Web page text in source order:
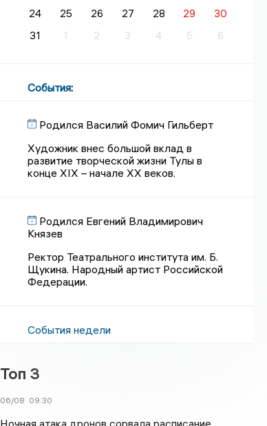
24
25 26 27 28 29
30
31
1 2 3 4 5 6
События:
Родился Василий Фомич Гильберт
Художник внес большой вклад в
развитие творческой жизни Тулы в
конце XIX – начале XX веков.
Родился Евгений Владимирович
Князев
Ректор Театрального института им. Б.
Щукина. Народный артист Российской
Федерации.
События недели
Топ 3
06/08 09:30
Ночная атака дронов сорвала расписание